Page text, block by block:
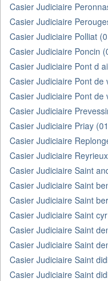
Casier Judiciaire
Casier Judiciaire
Casier Judiciaire Polliat
Casier Judiciaire Poncin
Casier Judiciaire Pont d
Casier Judiciaire Pont de
Casier Judiciaire Pont de
Casier Judiciaire
Casier Judiciaire Priay
Casier Judiciaire
Casier Judiciaire
Casier Judiciaire Saint
Casier Judiciaire Saint
Casier Judiciaire Saint
Casier Judiciaire Saint
Casier Judiciaire Saint
Casier Judiciaire Saint
Casier Judiciaire Saint
Casier Judiciaire Saint